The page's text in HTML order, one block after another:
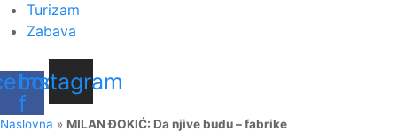
Turizam
Zabava
f
Instagram
Naslovna » MILAN ĐOKIĆ: Da njive budu – fabrike